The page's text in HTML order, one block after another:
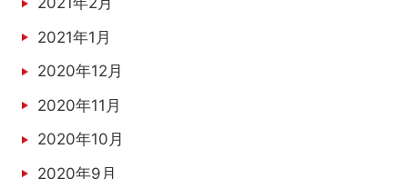
2021年1月
2020年12月
2020年11月
2020年10月
2020年9月